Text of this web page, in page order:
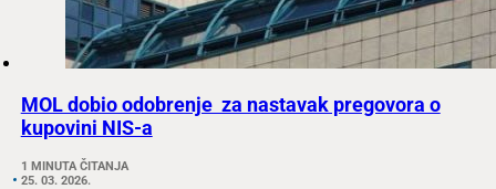
MOL dobio odobrenje za nastavak pregovora o
kupovini NIS-a
1 MINUTA ČITANJA
25. 03. 2026.